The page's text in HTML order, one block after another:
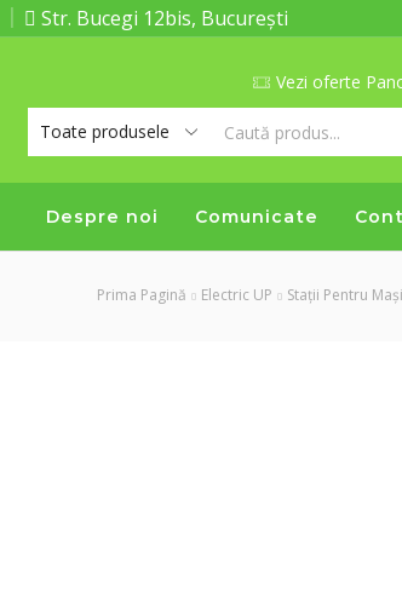
Str. Bucegi 12bis, București
Vezi oferte
Despre noi Comunicate
Prima Pagină Electric UP Stații Pentru